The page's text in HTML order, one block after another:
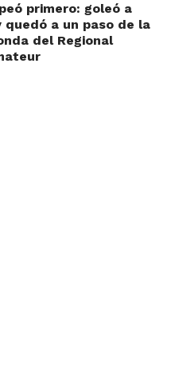
primero: goleó a
quedó a un paso de la
del Regional